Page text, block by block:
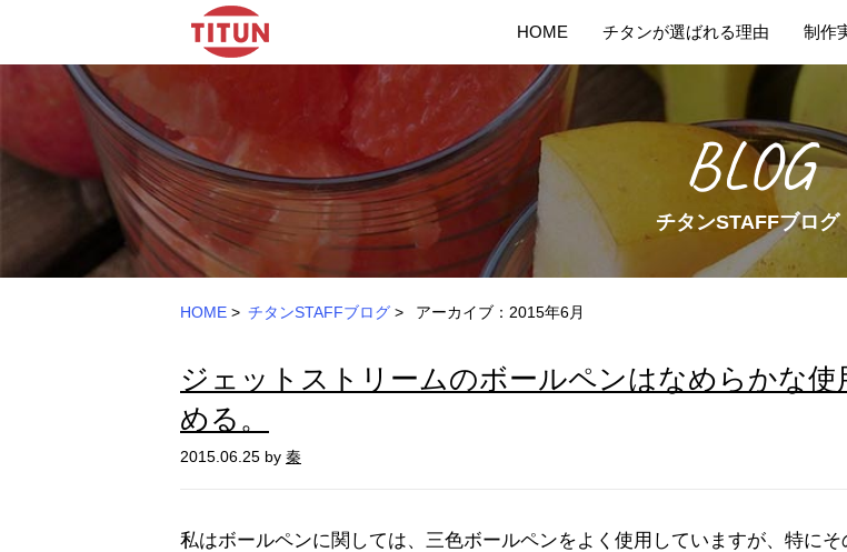
HOME チタンが選ばれる理由 制作
BLOG
チタンSTAFFブログ
HOME > チタンSTAFFブログ > アーカイブ：2015年6月
ジェットストリームのボールペンはなめらかな使
める。
2015.06.25 by 秦
私はボールペンに関しては、三色ボールペンをよく使用していますが、特に